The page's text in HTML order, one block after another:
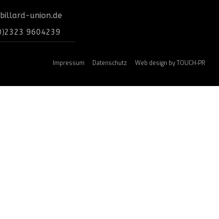
union.de
9604239
Impressum Datenschutz Web design by TOUCH-PR